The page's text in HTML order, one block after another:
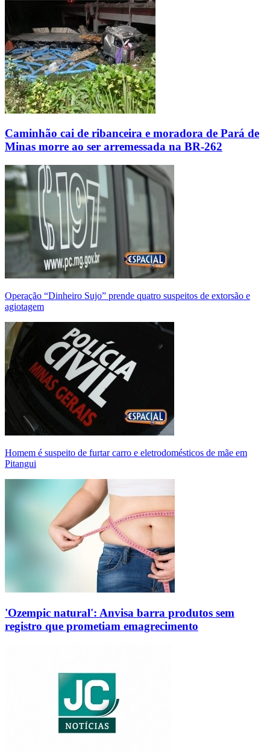
Caminhão cai de ribanceira e moradora de Pará de
Minas morre ao ser arremessada na BR-262
Operação “Dinheiro Sujo” prende quatro suspeitos de extorsão e
agiotagem
Homem é suspeito de furtar carro e eletrodomésticos de mãe em
Pitangui
'Ozempic natural': Anvisa barra produtos sem
registro que prometiam emagrecimento